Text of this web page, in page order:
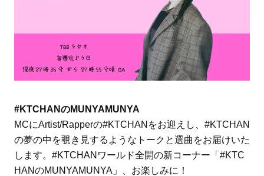
#KTCHANのMUNYAMUNYA
MCにArtist/Rapperの#KTCHANをお迎えし、#KTCHAN
の夢の中を覗き見するようなトークと選曲をお届けいた
します。#KTCHANワールド全開の新コーナー「#KTC
HANのMUNYAMUNYA」、お楽しみに！